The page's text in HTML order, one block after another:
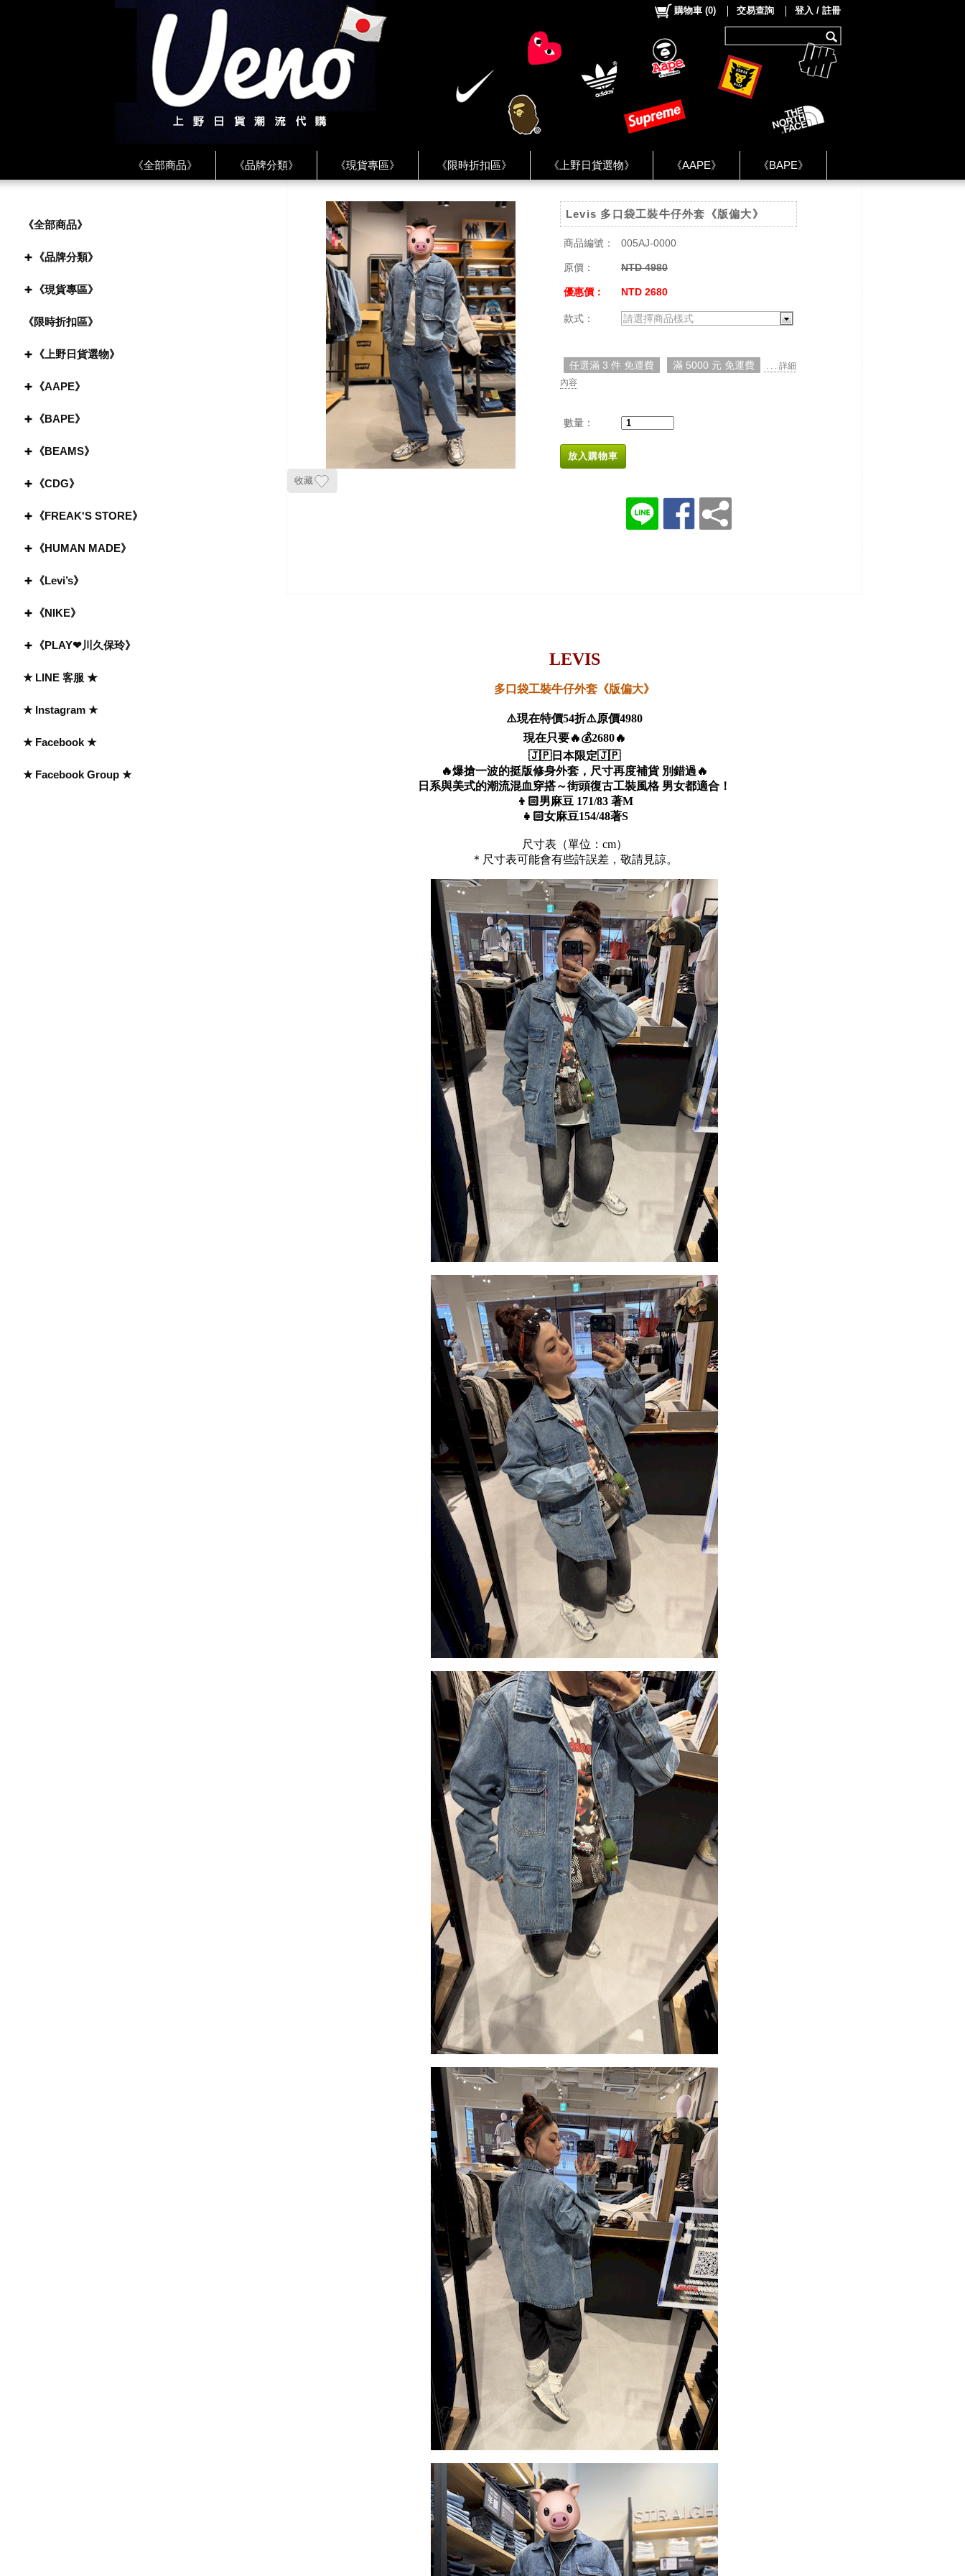
《全部商品》 《品牌分類》 《現貨專區》 《限時折扣區》 《上野日貨選物》 《AAPE》 《BAPE》
★ LINE 客服 ★ ★ Instagram ★ ★ Facebook ★ ★ Facebook Group ★
購物車 (0) 交易查詢 登入 / 註冊
《全部商品》
《品牌分類》
《現貨專區》
《限時折扣區》
《上野日貨選物》
《AAPE》
《BAPE》
《BEAMS》
《CDG》
《FREAK'S STORE》
《HUMAN MADE》
《Levi’s》
《NIKE》
《PLAY❤川久保玲》
★ LINE 客服 ★
★ Instagram ★
★ Facebook ★
★ Facebook Group ★
收藏
Levis 多口袋工裝牛仔外套《版偏大》
商品編號： 005AJ-0000
原價： NTD 4980
優惠價： NTD 2680
款式： 請選擇商品樣式
任選滿 3 件 免運費 滿 5000 元 免運費
. . . 詳細
內容
數量：
放入購物車